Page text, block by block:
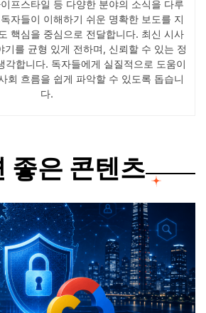
프스타일 등 다양한 분야의 소식을 다루
자들이 이해하기 쉬운 명확한 보도를 지
핵심을 중심으로 전달합니다. 최신 시사
기를 균형 있게 전하며, 신뢰할 수 있는 정
각합니다. 독자들에게 실질적으로 도움이
회 흐름을 쉽게 파악할 수 있도록 돕습니
다.
좋은 콘텐츠